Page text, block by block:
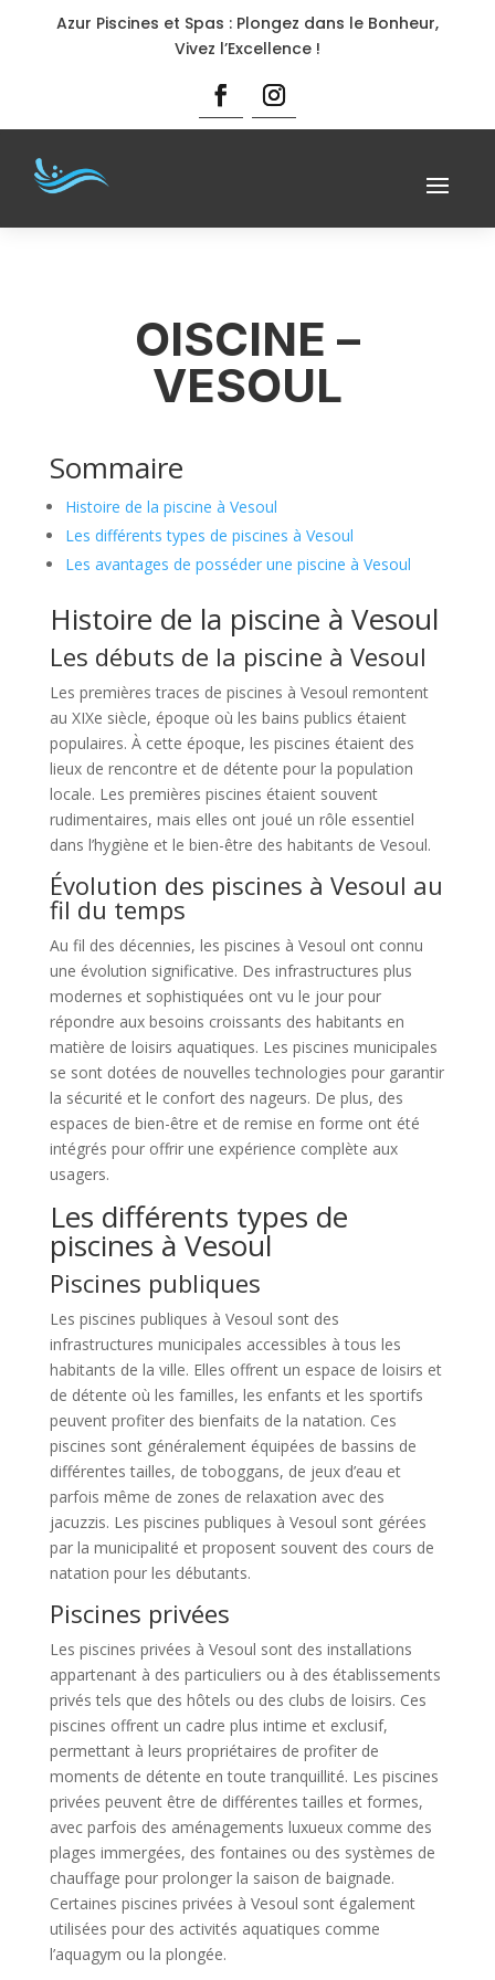
Azur Piscines et Spas : Plongez dans le Bonheur,
Vivez l’Excellence !
OISCINE –
VESOUL
Sommaire
Histoire de la piscine à Vesoul
Les différents types de piscines à Vesoul
Les avantages de posséder une piscine à Vesoul
Histoire de la piscine à Vesoul
Les débuts de la piscine à Vesoul
Les premières traces de piscines à Vesoul remontent
au XIXe siècle, époque où les bains publics étaient
populaires. À cette époque, les piscines étaient des
lieux de rencontre et de détente pour la population
locale. Les premières piscines étaient souvent
rudimentaires, mais elles ont joué un rôle essentiel
dans l’hygiène et le bien-être des habitants de Vesoul.
Évolution des piscines à Vesoul au
fil du temps
Au fil des décennies, les piscines à Vesoul ont connu
une évolution significative. Des infrastructures plus
modernes et sophistiquées ont vu le jour pour
répondre aux besoins croissants des habitants en
matière de loisirs aquatiques. Les piscines municipales
se sont dotées de nouvelles technologies pour garantir
la sécurité et le confort des nageurs. De plus, des
espaces de bien-être et de remise en forme ont été
intégrés pour offrir une expérience complète aux
usagers.
Les différents types de
piscines à Vesoul
Piscines publiques
Les piscines publiques à Vesoul sont des
infrastructures municipales accessibles à tous les
habitants de la ville. Elles offrent un espace de loisirs et
de détente où les familles, les enfants et les sportifs
peuvent profiter des bienfaits de la natation. Ces
piscines sont généralement équipées de bassins de
différentes tailles, de toboggans, de jeux d’eau et
parfois même de zones de relaxation avec des
jacuzzis. Les piscines publiques à Vesoul sont gérées
par la municipalité et proposent souvent des cours de
natation pour les débutants.
Piscines privées
Les piscines privées à Vesoul sont des installations
appartenant à des particuliers ou à des établissements
privés tels que des hôtels ou des clubs de loisirs. Ces
piscines offrent un cadre plus intime et exclusif,
permettant à leurs propriétaires de profiter de
moments de détente en toute tranquillité. Les piscines
privées peuvent être de différentes tailles et formes,
avec parfois des aménagements luxueux comme des
plages immergées, des fontaines ou des systèmes de
chauffage pour prolonger la saison de baignade.
Certaines piscines privées à Vesoul sont également
utilisées pour des activités aquatiques comme
l’aquagym ou la plongée.